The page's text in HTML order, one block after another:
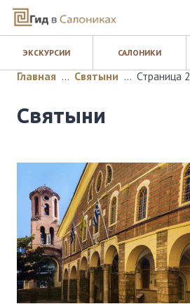
ЭКСКУРСИИ САЛОНИКИ
САЛОНИКИ
ЭКСКУРСИИ
БЛОГ
КОНТАКТЫ
Главная … Святыни … Страница 2
Святыни